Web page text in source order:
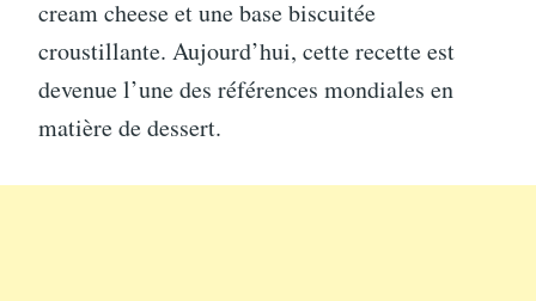
cream cheese et une base biscuitée
croustillante. Aujourd’hui, cette recette est
devenue l’une des références mondiales en
matière de dessert.